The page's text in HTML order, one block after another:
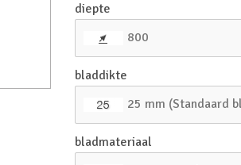
diepte
800
bladdikte
25 mm (Standaard
bladmateriaal